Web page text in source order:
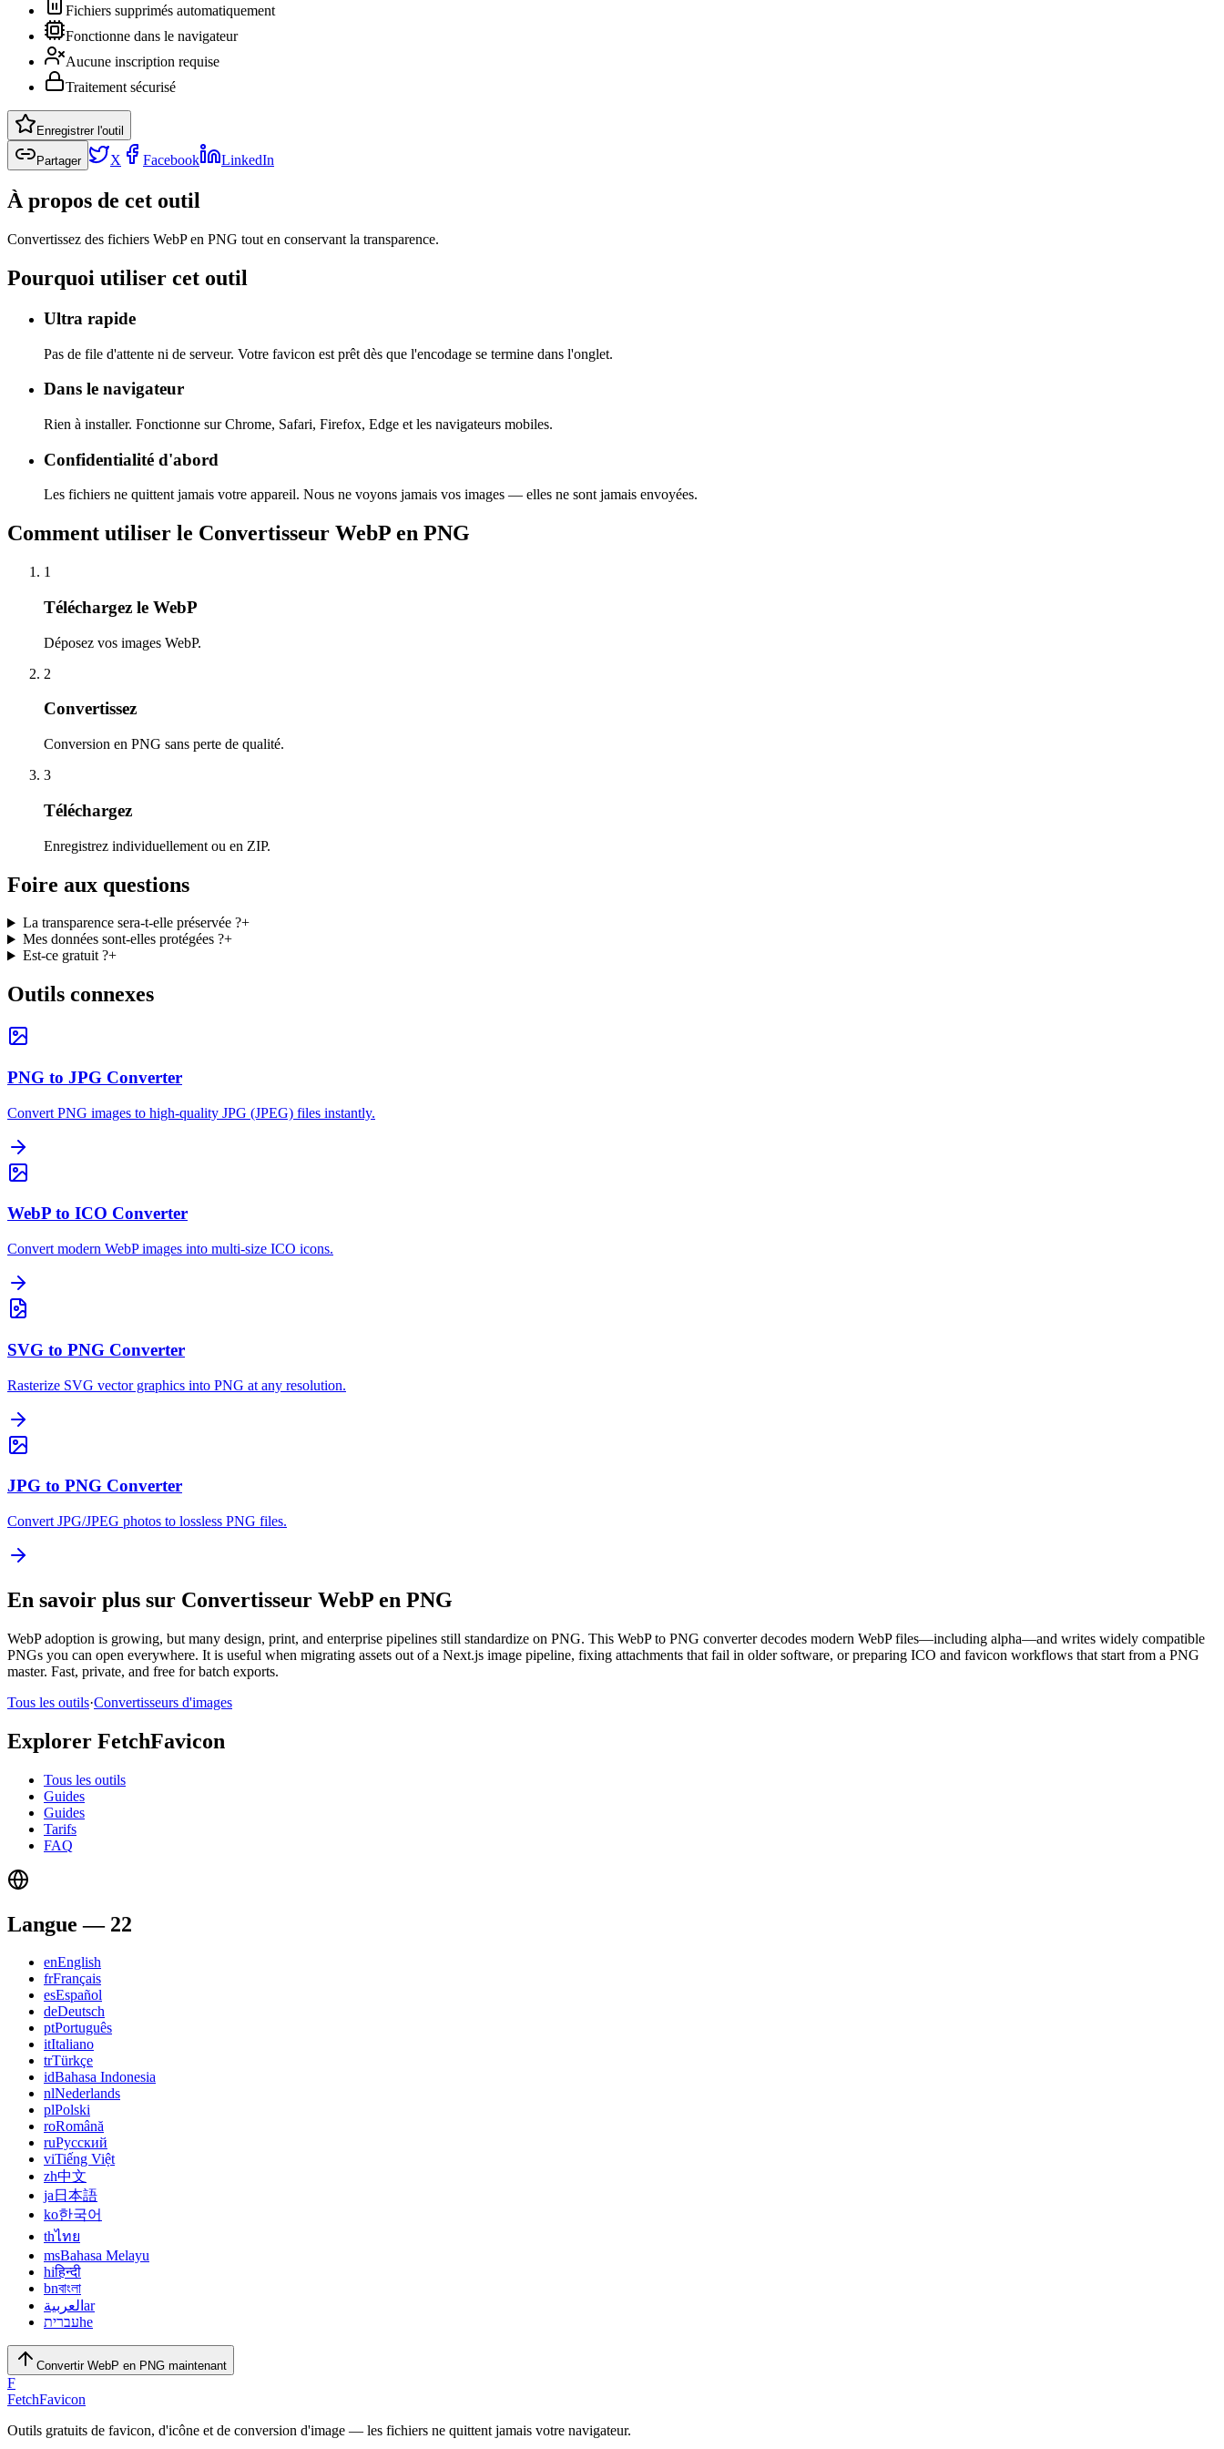
Fichiers supprimés automatiquement
Fonctionne dans le navigateur
Aucune inscription requise
Traitement sécurisé
Enregistrer l'outil
Partager X Facebook LinkedIn
À propos de cet outil
Convertissez des fichiers WebP en PNG tout en conservant la transparence.
Pourquoi utiliser cet outil
Ultra rapide
Pas de file d'attente ni de serveur. Votre favicon est prêt dès que l'encodage se termine dans l'onglet.
Dans le navigateur
Rien à installer. Fonctionne sur Chrome, Safari, Firefox, Edge et les navigateurs mobiles.
Confidentialité d'abord
Les fichiers ne quittent jamais votre appareil. Nous ne voyons jamais vos images — elles ne sont jamais envoyées.
Comment utiliser le Convertisseur WebP en PNG
1
Téléchargez le WebP
Déposez vos images WebP.
2
Convertissez
Conversion en PNG sans perte de qualité.
3
Téléchargez
Enregistrez individuellement ou en ZIP.
Foire aux questions
La transparence sera-t-elle préservée ?+
Mes données sont-elles protégées ?+
Est-ce gratuit ?+
Outils connexes
PNG to JPG Converter
Convert PNG images to high-quality JPG (JPEG) files instantly.
WebP to ICO Converter
Convert modern WebP images into multi-size ICO icons.
SVG to PNG Converter
Rasterize SVG vector graphics into PNG at any resolution.
JPG to PNG Converter
Convert JPG/JPEG photos to lossless PNG files.
En savoir plus sur Convertisseur WebP en PNG
WebP adoption is growing, but many design, print, and enterprise pipelines still standardize on PNG. This WebP to PNG converter decodes modern WebP files—including alpha—and writes widely compatible
PNGs you can open everywhere. It is useful when migrating assets out of a Next.js image pipeline, fixing attachments that fail in older software, or preparing ICO and favicon workflows that start from a PNG
master. Fast, private, and free for batch exports.
Tous les outils·Convertisseurs d'images
Explorer FetchFavicon
Tous les outils
Guides
Guides
Tarifs
FAQ
Langue — 22
enEnglish
frFrançais
esEspañol
deDeutsch
ptPortuguês
itItaliano
trTürkçe
idBahasa Indonesia
nlNederlands
plPolski
roRomână
ruРусский
viTiếng Việt
zh中文
ja日本語
ko한국어
thไทย
msBahasa Melayu
hiहिन्दी
bnবাংলা
ar العربية
heעברית
Convertir WebP en PNG maintenant
F
FetchFavicon
Outils gratuits de favicon, d'icône et de conversion d'image — les fichiers ne quittent jamais votre navigateur.